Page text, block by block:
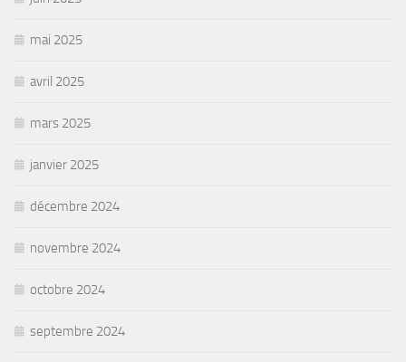
mai 2025
avril 2025
mars 2025
janvier 2025
décembre 2024
novembre 2024
octobre 2024
septembre 2024